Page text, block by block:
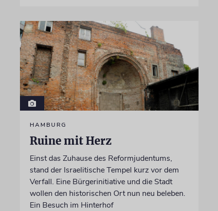
HAMBURG
Ruine mit Herz
Einst das Zuhause des Reformjudentums,
stand der Israelitische Tempel kurz vor dem
Verfall. Eine Bürgerinitiative und die Stadt
wollen den historischen Ort nun neu beleben.
Ein Besuch im Hinterhof